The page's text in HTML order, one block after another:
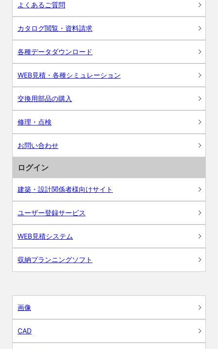
よくあるご質問
カタログ閲覧・資料請求
各種データダウンロード
WEB見積・各種シミュレーション
交換用部品の購入
修理・点検
お問い合わせ
ログイン
建築・設計関係者様向けサイト
ユーザー登録サービス
WEB見積システム
収納プランニングソフト
画像
CAD